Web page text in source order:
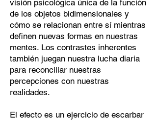
visión psicológica única de la función
de los objetos bidimensionales y
cómo se relacionan entre sí mientras
definen nuevas formas en nuestras
mentes. Los contrastes inherentes
también juegan nuestra lucha diaria
para reconciliar nuestras
percepciones con nuestras
realidades.
El efecto es un ejercicio de escarbar